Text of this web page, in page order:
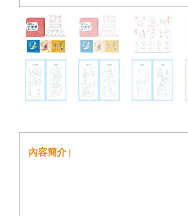
內容簡介 |